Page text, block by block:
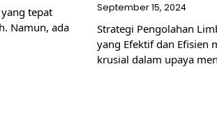
tepat
Namun, ada
September 15, 2024
Strategi Pengolahan
yang Efektif dan Efisien
krusial dalam upaya